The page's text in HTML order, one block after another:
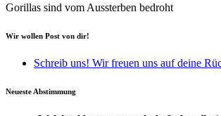
Gorillas sind vom Aussterben bedroht
Wir wollen Post von dir!
Schreib uns! Wir freuen uns auf deine
Neueste Abstimmung